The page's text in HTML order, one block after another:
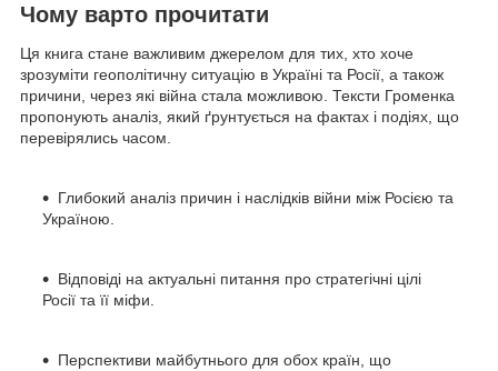
Чому варто прочитати
Ця книга стане важливим джерелом для тих, хто хоче
зрозуміти геополітичну ситуацію в Україні та Росії, а також
причини, через які війна стала можливою. Тексти Громенка
пропонують аналіз, який ґрунтується на фактах і подіях, що
перевірялись часом.
Глибокий аналіз причин і наслідків війни між Росією та
Україною.
Відповіді на актуальні питання про стратегічні цілі
Росії та її міфи.
Перспективи майбутнього для обох країн, що